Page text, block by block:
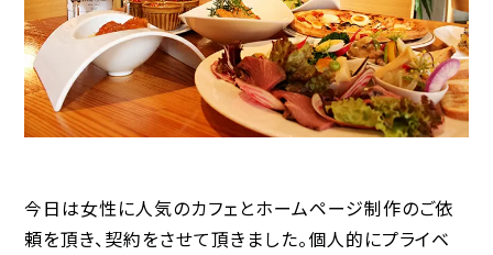
今日は女性に人気のカフェとホームページ制作のご依
頼を頂き、契約をさせて頂きました。個人的にプライベ